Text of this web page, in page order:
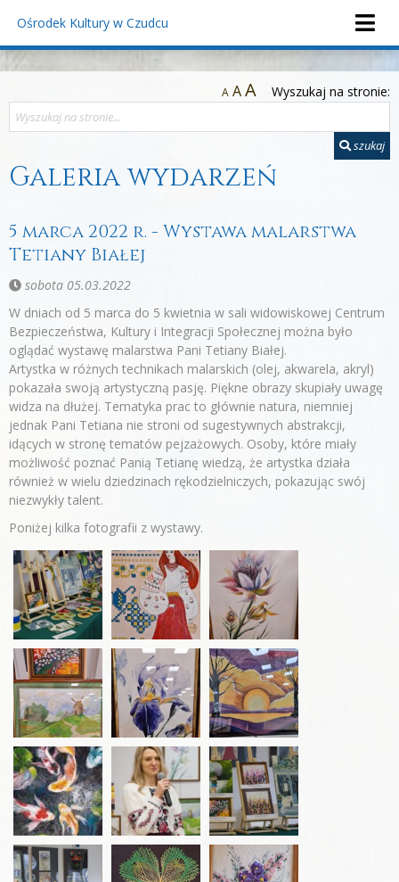
Ośrodek Kultury w Czudcu
A AA Wyszukaj na stronie:
szukaj
Galeria wydarzeń
5 marca 2022 r. - Wystawa malarstwa
Tetiany Białej
sobota 05.03.2022
W dniach od 5 marca do 5 kwietnia w sali widowiskowej Centrum
Bezpieczeństwa, Kultury i Integracji Społecznej można było
oglądać wystawę malarstwa Pani Tetiany Białej.
Artystka w różnych technikach malarskich (olej, akwarela, akryl)
pokazała swoją artystyczną pasję. Piękne obrazy skupiały uwagę
widza na dłużej. Tematyka prac to głównie natura, niemniej
jednak Pani Tetiana nie stroni od sugestywnych abstrakcji,
idących w stronę tematów pejzażowych. Osoby, które miały
możliwość poznać Panią Tetianę wiedzą, że artystka działa
również w wielu dziedzinach rękodzielniczych, pokazując swój
niezwykły talent.
Poniżej kilka fotografii z wystawy.